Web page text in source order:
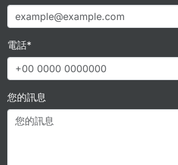
電話*
您的訊息